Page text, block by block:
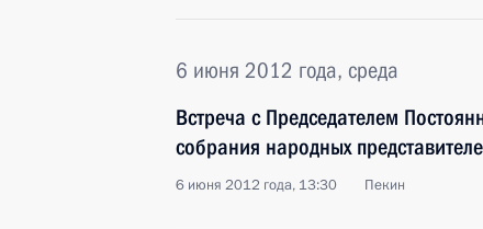
6 июня 2012 года, среда
Встреча с Председателем
собрания народных
6 июня 2012 года, 13:30 Пекин